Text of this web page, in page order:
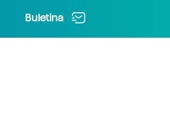
Buletina